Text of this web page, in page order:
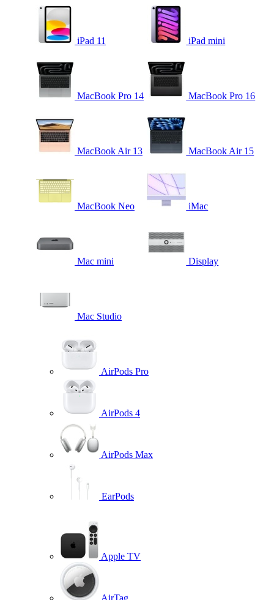
iPad 11 iPad mini
MacBook Pro 14 MacBook Pro 16
MacBook Air 13 MacBook Air 15
MacBook Neo iMac
Mac mini Display
Mac Studio
AirPods Pro
AirPods 4
AirPods Max
EarPods
Apple TV